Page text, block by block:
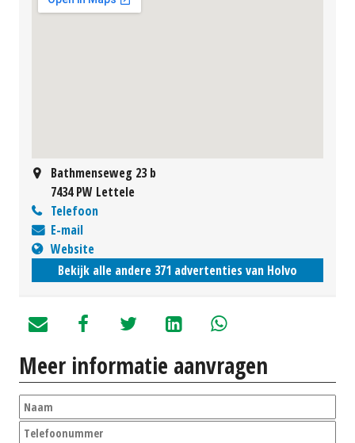
Bathmenseweg 23 b
7434 PW Lettele
Telefoon
E-mail
Website
Bekijk alle andere 371 advertenties van Holvo
Meer informatie aanvragen